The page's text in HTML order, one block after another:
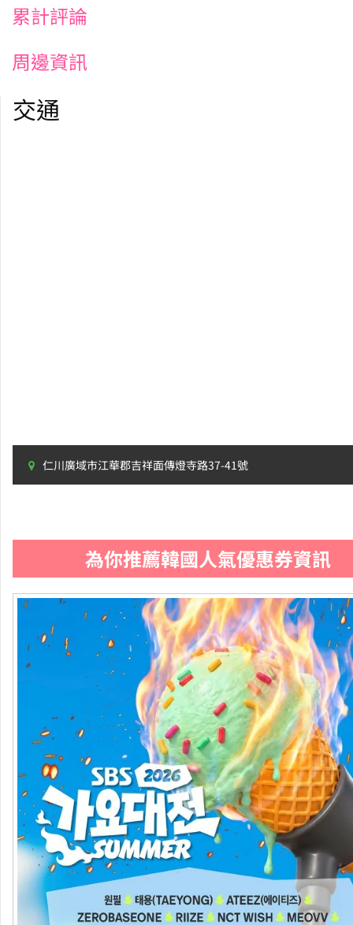
累計評論
周邊資訊
交通
仁川廣域市江華郡吉祥面傳燈寺路37-41號
為你推薦韓國人氣優惠券資訊